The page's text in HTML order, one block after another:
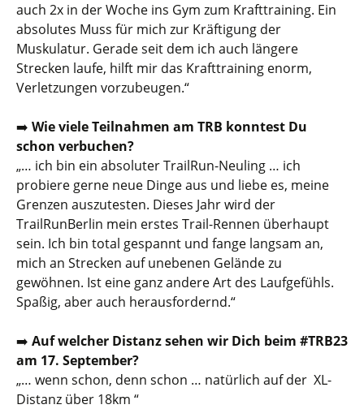
auch 2x in der Woche ins Gym zum Krafttraining. Ein
absolutes Muss für mich zur Kräftigung der
Muskulatur. Gerade seit dem ich auch längere
Strecken laufe, hilft mir das Krafttraining enorm,
Verletzungen vorzubeugen.“
➡️ Wie viele Teilnahmen am TRB konntest Du
schon verbuchen?
„… ich bin ein absoluter TrailRun-Neuling … ich
probiere gerne neue Dinge aus und liebe es, meine
Grenzen auszutesten. Dieses Jahr wird der
TrailRunBerlin mein erstes Trail-Rennen überhaupt
sein. Ich bin total gespannt und fange langsam an,
mich an Strecken auf unebenen Gelände zu
gewöhnen. Ist eine ganz andere Art des Laufgefühls.
Spaßig, aber auch herausfordernd.“
➡️ Auf welcher Distanz sehen wir Dich beim #TRB23
am 17. September?
„… wenn schon, denn schon … natürlich auf der XL-
Distanz über 18km “